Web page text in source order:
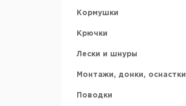
рыбалки
Кормушки
Крючки
Лески и шнуры
Монтажи, донки, оснастки
Поводки